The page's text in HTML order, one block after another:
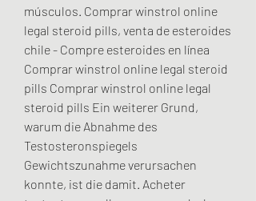
músculos. Comprar winstrol online
legal steroid pills, venta de esteroides
chile - Compre esteroides en línea
Comprar winstrol online legal steroid
pills Comprar winstrol online legal
steroid pills Ein weiterer Grund,
warum die Abnahme des
Testosteronspiegels
Gewichtszunahme verursachen
konnte, ist die damit. Acheter